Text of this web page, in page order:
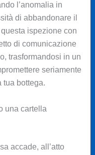
l’anomalia in
di abbandonare il
ispezione con
di comunicazione
trasformandosi in un
seriamente
tua bottega.
una cartella
accade, all’atto